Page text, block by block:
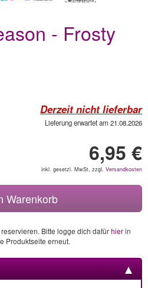
- Frosty
Derzeit nicht lieferbar
Lieferung erwartet am 21.08.2026
6,95 €
inkl. gesetzl. MwSt, zzgl. Versandkosten
Warenkorb
Bitte logge dich dafürhierin
Produktseite erneut.